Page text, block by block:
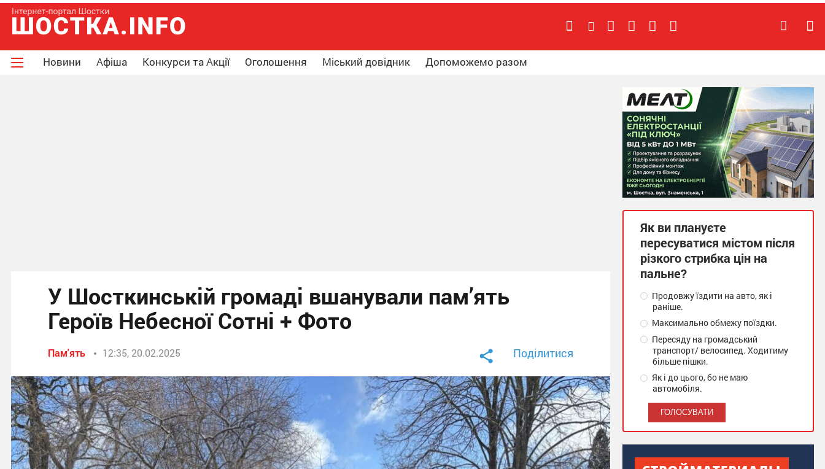
Новини Афіша Конкурси та Акції Оголошення Міський довідник Допоможемо разом
У Шосткинській громаді вшанували пам’ять
Героїв Небесної Сотні + Фото
Пам'ять 12:35, 20.02.2025 Поділитися
Як ви плануєте
пересуватися містом після
різкого стрибка цін на
пальне?
Продовжу їздити на авто, як і
раніше.
Максимально обмежу поїздки.
Пересяду на громадський
транспорт/ велосипед. Ходитиму
більше пішки.
Як і до цього, бо не маю
автомобіля.